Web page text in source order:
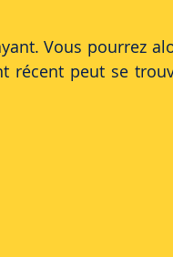
Vous pourrez
récent peut se